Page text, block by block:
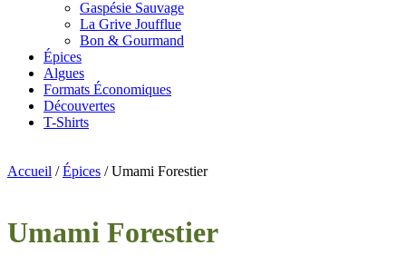
Gaspésie Sauvage
La Grive Joufflue
Bon & Gourmand
Épices
Algues
Formats Économiques
Découvertes
T-Shirts
Accueil /Épices / Umami Forestier
Umami Forestier